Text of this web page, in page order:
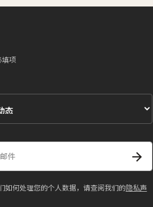
项
如何处理您的个人数据，请查阅我们的隐私声